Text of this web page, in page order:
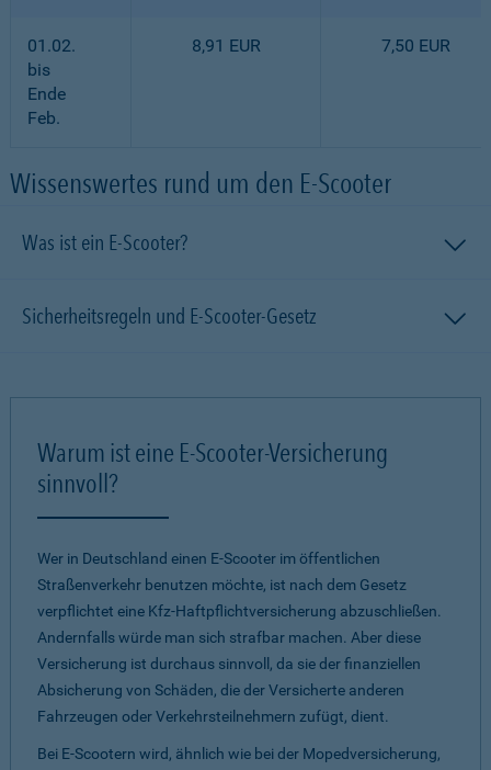
01.02.
bis
Ende
Feb.
8,91 EUR 7,50 EUR
Wissenswertes rund um den E-Scooter
Was ist ein E-Scooter?
Sicherheitsregeln und E-Scooter-Gesetz
Warum ist eine E-Scooter-Versicherung
sinnvoll?
Wer in Deutschland einen E-Scooter im öffentlichen
Straßenverkehr benutzen möchte, ist nach dem Gesetz
verpflichtet eine Kfz-Haftpflichtversicherung abzuschließen.
Andernfalls würde man sich strafbar machen. Aber diese
Versicherung ist durchaus sinnvoll, da sie der finanziellen
Absicherung von Schäden, die der Versicherte anderen
Fahrzeugen oder Verkehrsteilnehmern zufügt, dient.
Bei E-Scootern wird, ähnlich wie bei der Mopedversicherung,